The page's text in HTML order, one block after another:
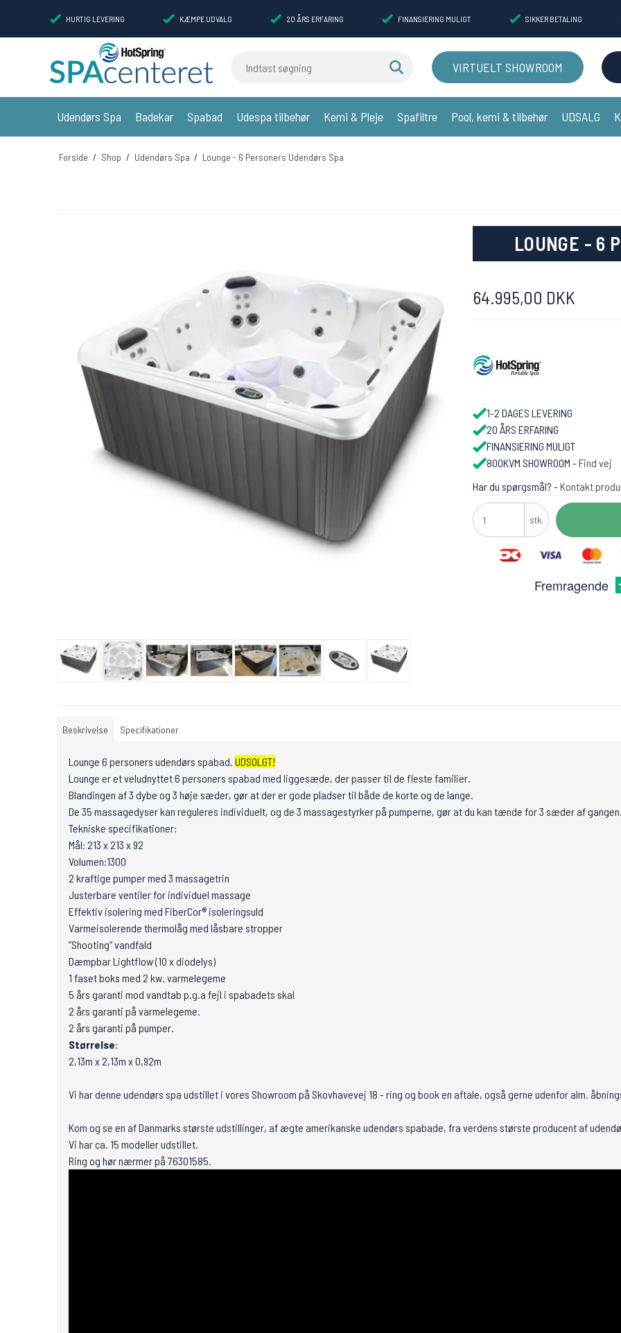
HURTIG LEVERING KÆMPE UDVALG 20 ÅRS ERFARING FINANSIERING MULIGT SIKKER BETALING
VIRTUELT SHOWROOM
Udendørs Spa Badekar Spabad Udespa tilbehør Kemi & Pleje Spafiltre Pool, kemi & tilbehør UDSALG
Forside / Shop / Udendørs Spa / Lounge - 6 Personers Udendørs Spa
LOUNGE - 6
64.995,00 DKK
1-2 DAGES LEVERING
20 ÅRS ERFARING
FINANSIERING MULIGT
800KVM SHOWROOM - Find vej
Har du spørgsmål? - Kontakt
stk.
Fremragende
Beskrivelse Specifikationer
Lounge 6 personers udendørs spabad. UDSOLGT!
Lounge er et veludnyttet 6 personers spabad med liggesæde, der passer til de fleste familier.
Blandingen af 3 dybe og 3 høje sæder, gør at der er gode pladser til både de korte og de lange.
De 35 massagedyser kan reguleres individuelt, og de 3 massagestyrker på pumperne, gør at du kan tænde for 3 sæder af
Tekniske specifikationer:
Mål: 213 x 213 x 92
Volumen:1300
2 kraftige pumper med 3 massagetrin
Justerbare ventiler for individuel massage
Effektiv isolering med FiberCor® isoleringsuld
Varmeisolerende thermolåg med låsbare stropper
”Shooting” vandfald
Dæmpbar Lightflow (10 x diodelys)
1 faset boks med 2 kw. varmelegeme
5 års garanti mod vandtab p.g.a fejl i spabadets skal
2 års garanti på varmelegeme.
2 års garanti på pumper.
Størrelse:
2,13m x 2,13m x 0,92m
Vi har denne udendørs spa udstillet i vores Showroom på Skovhavevej 18 - ring og book en aftale, også gerne udenfor alm.
Kom og se en af Danmarks største udstillinger, af ægte amerikanske udendørs spabade, fra verdens største producent af
Vi har ca. 15 modeller udstillet.
Ring og hør nærmer på 76301585.